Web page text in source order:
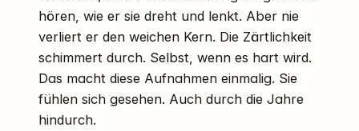
hören, wie er sie dreht und lenkt. Aber nie
verliert er den weichen Kern. Die Zärtlichkeit
schimmert durch. Selbst, wenn es hart wird.
Das macht diese Aufnahmen einmalig. Sie
fühlen sich gesehen. Auch durch die Jahre
hindurch.